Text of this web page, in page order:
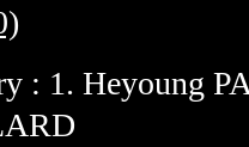
: 1. Heyoung